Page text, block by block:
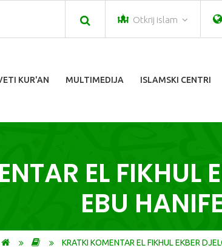
Otkrij islam
KUR'AN MULTIMEDIJA ISLAMSKI CENTRI
EL FIKHUL
EBU HANIFE
KRATKI KOMENTAR EL FIKHUL EKBER